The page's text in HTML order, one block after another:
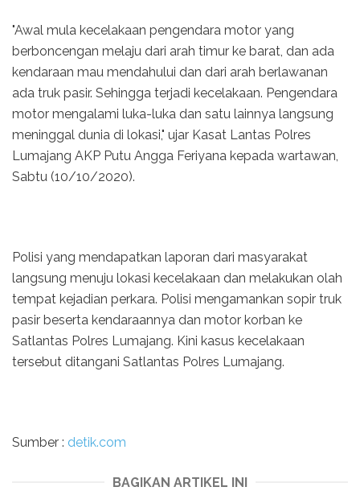
"Awal mula kecelakaan pengendara motor yang
berboncengan melaju dari arah timur ke barat, dan ada
kendaraan mau mendahului dan dari arah berlawanan
ada truk pasir. Sehingga terjadi kecelakaan. Pengendara
motor mengalami luka-luka dan satu lainnya langsung
meninggal dunia di lokasi," ujar Kasat Lantas Polres
Lumajang AKP Putu Angga Feriyana kepada wartawan,
Sabtu (10/10/2020).
Polisi yang mendapatkan laporan dari masyarakat
langsung menuju lokasi kecelakaan dan melakukan olah
tempat kejadian perkara. Polisi mengamankan sopir truk
pasir beserta kendaraannya dan motor korban ke
Satlantas Polres Lumajang. Kini kasus kecelakaan
tersebut ditangani Satlantas Polres Lumajang.
Sumber : detik.com
BAGIKAN ARTIKEL INI